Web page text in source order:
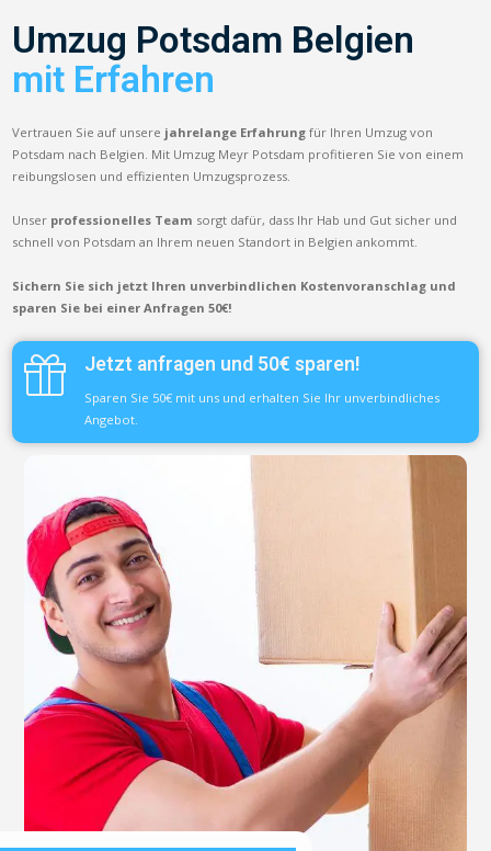
Umzug Potsdam Belgien
mit Erfahren
Vertrauen Sie auf unsere jahrelange Erfahrung für Ihren Umzug von
Potsdam nach Belgien. Mit Umzug Meyr Potsdam profitieren Sie von einem
reibungslosen und effizienten Umzugsprozess.
Unser professionelles Team sorgt dafür, dass Ihr Hab und Gut sicher und
schnell von Potsdam an Ihrem neuen Standort in Belgien ankommt.
Sichern Sie sich jetzt Ihren unverbindlichen Kostenvoranschlag und
sparen Sie bei einer Anfragen 50€!
Jetzt anfragen und 50€ sparen!
Sparen Sie 50€ mit uns und erhalten Sie Ihr unverbindliches
Angebot.